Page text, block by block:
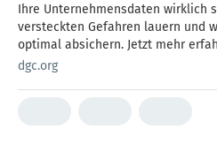
Ihre Unternehmensdaten wirklich
versteckten Gefahren lauern und
optimal absichern. Jetzt mehr
vermeiden!
dgc.org